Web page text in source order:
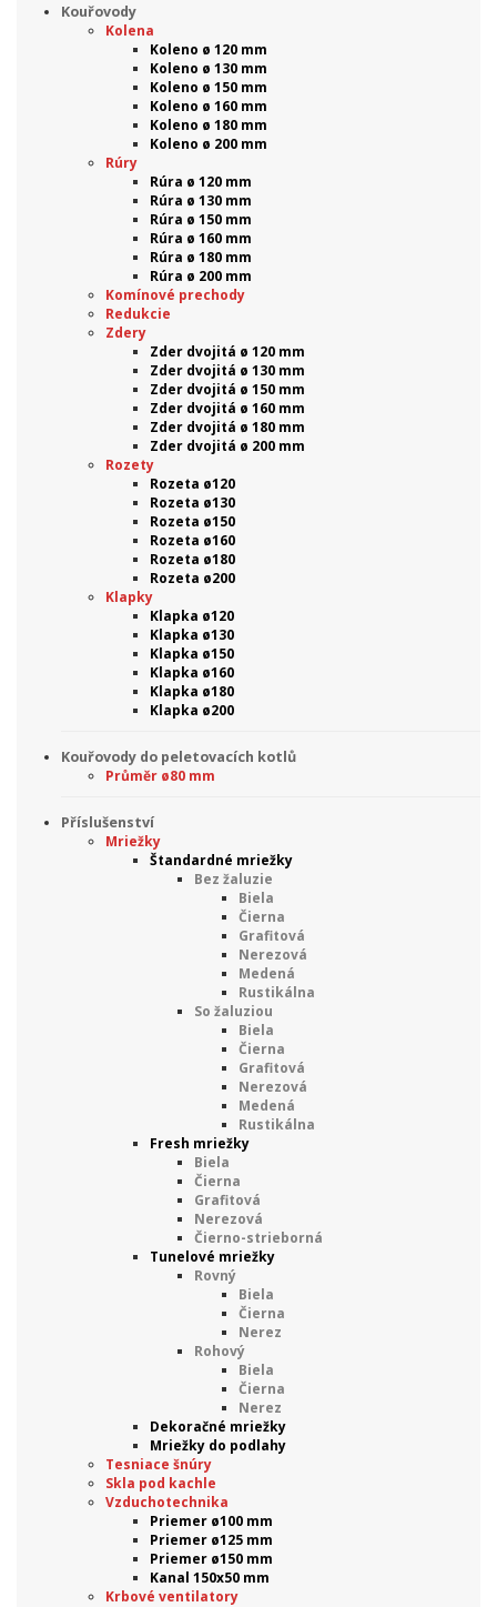
Kouřovody
Kolena
Koleno ø 120 mm
Koleno ø 130 mm
Koleno ø 150 mm
Koleno ø 160 mm
Koleno ø 180 mm
Koleno ø 200 mm
Rúry
Rúra ø 120 mm
Rúra ø 130 mm
Rúra ø 150 mm
Rúra ø 160 mm
Rúra ø 180 mm
Rúra ø 200 mm
Komínové prechody
Redukcie
Zdery
Zder dvojitá ø 120 mm
Zder dvojitá ø 130 mm
Zder dvojitá ø 150 mm
Zder dvojitá ø 160 mm
Zder dvojitá ø 180 mm
Zder dvojitá ø 200 mm
Rozety
Rozeta ø120
Rozeta ø130
Rozeta ø150
Rozeta ø160
Rozeta ø180
Rozeta ø200
Klapky
Klapka ø120
Klapka ø130
Klapka ø150
Klapka ø160
Klapka ø180
Klapka ø200
Kouřovody do peletovacích kotlů
Průměr ø80 mm
Příslušenství
Mriežky
Štandardné mriežky
Bez žaluzie
Biela
Čierna
Grafitová
Nerezová
Medená
Rustikálna
So žaluziou
Biela
Čierna
Grafitová
Nerezová
Medená
Rustikálna
Fresh mriežky
Biela
Čierna
Grafitová
Nerezová
Čierno-strieborná
Tunelové mriežky
Rovný
Biela
Čierna
Nerez
Rohový
Biela
Čierna
Nerez
Dekoračné mriežky
Mriežky do podlahy
Tesniace šnúry
Skla pod kachle
Vzduchotechnika
Priemer ø100 mm
Priemer ø125 mm
Priemer ø150 mm
Kanal 150x50 mm
Krbové ventilatory